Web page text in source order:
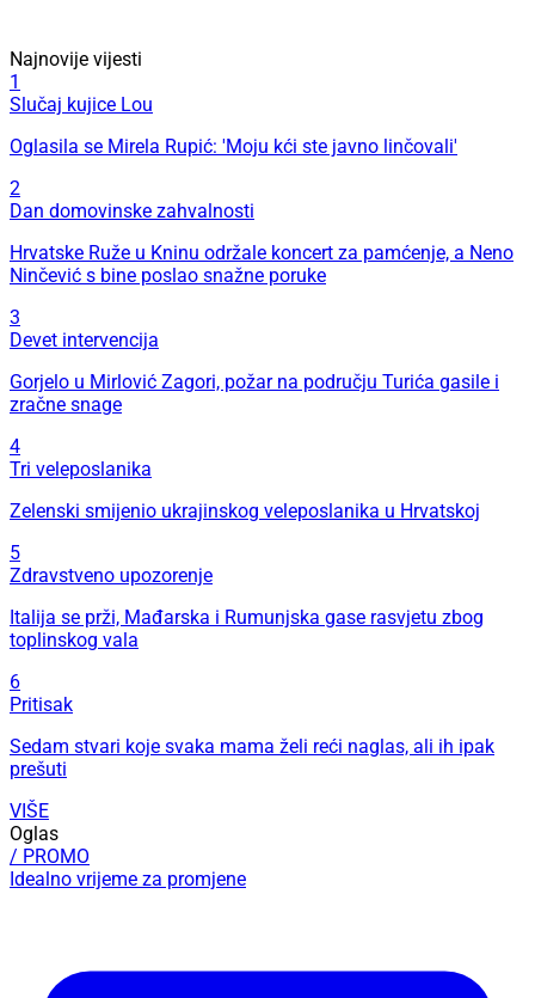
Najnovije vijesti
1
Slučaj kujice Lou
Oglasila se Mirela Rupić: 'Moju kći ste javno linčovali'
2
Dan domovinske zahvalnosti
Hrvatske Ruže u Kninu održale koncert za pamćenje, a Neno
Ninčević s bine poslao snažne poruke
3
Devet intervencija
Gorjelo u Mirlović Zagori, požar na području Turića gasile i
zračne snage
4
Tri veleposlanika
Zelenski smijenio ukrajinskog veleposlanika u Hrvatskoj
5
Zdravstveno upozorenje
Italija se prži, Mađarska i Rumunjska gase rasvjetu zbog
toplinskog vala
6
Pritisak
Sedam stvari koje svaka mama želi reći naglas, ali ih ipak
prešuti
VIŠE
Oglas
/ PROMO
Idealno vrijeme za promjene